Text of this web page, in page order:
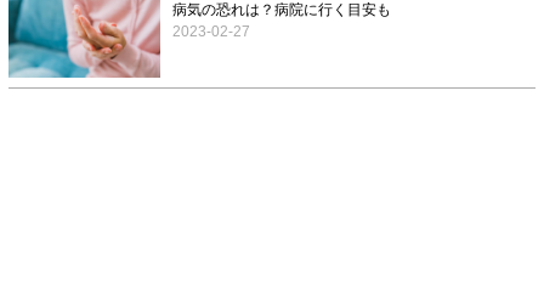
病気の恐れは？病院に行く目安も
2023-02-27